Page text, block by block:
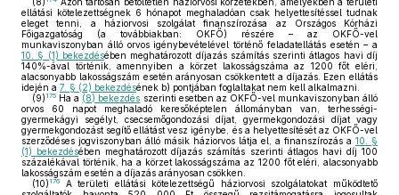
ellátási kötelezettségnek 6 hónapot meghaladóan csak helyettesítéssel tudnak
eleget tenni, a háziorvosi szolgálat finanszírozása az Országos Kórházi
Főigazgatóság (a továbbiakban: OKFŐ) részére – az OKFŐ-vel
munkaviszonyban álló orvos igénybevételével történő feladatellátás esetén – a
10. § (1) bekezdésében meghatározott díjazás számítás szerinti átlagos havi díj
140%-ával történik, amennyiben a körzet lakosságszáma az 1200 főt eléri,
alacsonyabb lakosságszám esetén arányosan csökkentett a díjazás. Ezen ellátás
idején a 7. § (2) bekezdésének b) pontjában foglaltakat nem kell alkalmazni.
(9) 175 Ha a (8) bekezdés szerinti esetben az OKFŐ-vel munkaviszonyban álló
orvos 60 napot meghaladó keresőképtelen állományban van, terhességi-
gyermekágyi segélyt, csecsemőgondozási díjat, gyermekgondozási díjat vagy
gyermekgondozást segítő ellátást vesz igénybe, és a helyettesítését az OKFŐ-vel
szerződéses jogviszonyban álló másik háziorvos látja el, a finanszírozás a 10. §
(1) bekezdésében meghatározott díjazás számítás szerinti átlagos havi díj 100
százalékával történik, ha a körzet lakosságszáma az 1200 főt eléri, alacsonyabb
lakosságszám esetén a díjazás arányosan csökken.
(10) 176
A területi ellátási kötelezettségű háziorvosi szolgálatokat működtető